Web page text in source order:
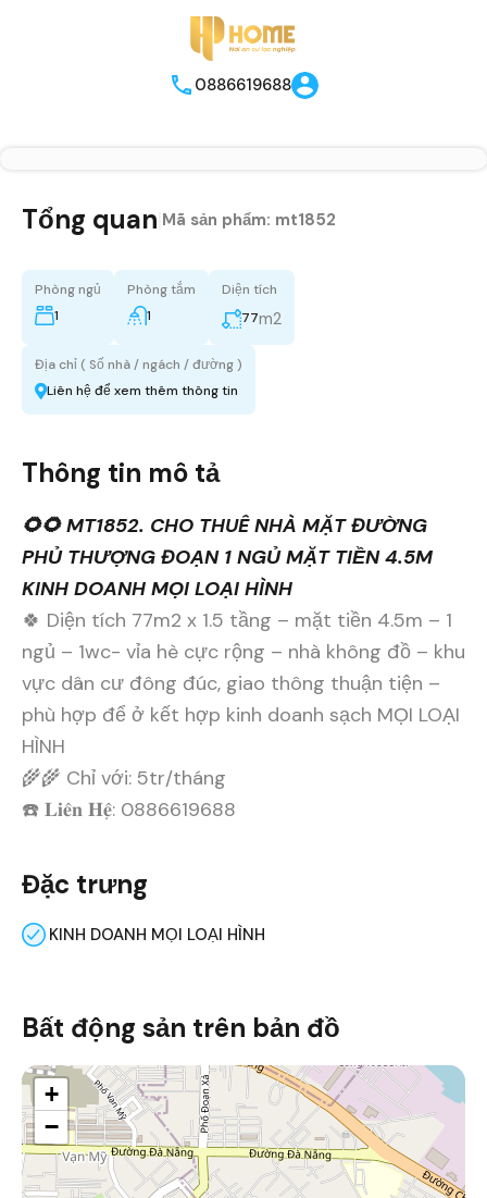
0886619688
Tổng quan Mã sản phẩm: mt1852
Phòng ngủ
1
Phòng tắm
1
Diện tích
77m2
Địa chỉ ( Số nhà / ngách / đường )
Liên hệ để xem thêm thông tin
Thông tin mô tả
🌻🌻 MT1852. CHO THUÊ NHÀ MẶT ĐƯỜNG
PHỦ THƯỢNG ĐOẠN 1 NGỦ MẶT TIỀN 4.5M
KINH DOANH MỌI LOẠI HÌNH
🍀 Diện tích 77m2 x 1.5 tầng – mặt tiền 4.5m – 1
ngủ – 1wc- vỉa hè cực rộng – nhà không đồ – khu
vực dân cư đông đúc, giao thông thuận tiện –
phù hợp để ở kết hợp kinh doanh sạch MỌI LOẠI
HÌNH
🌾🌾 Chỉ với: 5tr/tháng
☎️ 𝐋𝐢𝐞̂𝐧 𝐇𝐞̣̂: 0886619688
Đặc trưng
KINH DOANH MỌI LOẠI HÌNH
Bất động sản trên bản đồ
+
−